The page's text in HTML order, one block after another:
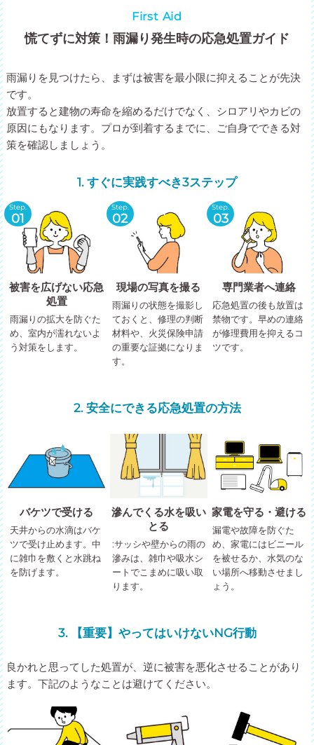
慌てずに対策！雨漏り発生時の応急処置ガイド
First Aid
雨漏りを見つけたら、まずは被害を最小限に抑えることが先決
です。
放置すると建物の寿命を縮めるだけでなく、シロアリやカビの
原因にもなります。プロが到着するまでに、ご自身でできる対
策を確認しましょう。
1. すぐに実践すべき3ステップ
Step.
01
被害を広げない応急
処置
雨漏りの拡大を防ぐた
め、室内が濡れないよ
う対策をします。
Step.
02
現場の写真を撮る
雨漏りの状態を撮影し
ておくと、修理の判断
材料や、火災保険申請
の重要な証拠になりま
す。
Step.
03
専門業者へ連絡
応急処置の後も放置は
禁物です。早めの連絡
が修理費用を抑えるコ
ツです。
2. 安全にできる応急処置の方法
バケツで受ける
天井からの水滴はバケ
ツで受け止めます。中
に雑巾を敷くと水跳ね
を防げます。
滲んでくる水を吸い
とる
:サッシや壁からの雨の
滲みは、雑巾や吸水シ
ートでこまめに吸い取
ります。
家電を守る・避ける
漏電や故障を防ぐた
め、家電にはビニール
を被せるか、水気のな
い場所へ移動させまし
ょう。
3. 【重要】やってはいけないNG行動
良かれと思ってした処置が、逆に被害を悪化させることがあり
ます。下記のようなことは避けてください。